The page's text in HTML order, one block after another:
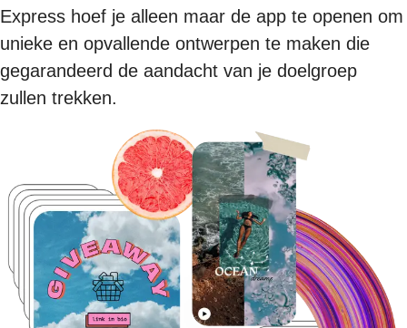
Express hoef je alleen maar de app te openen om
unieke en opvallende ontwerpen te maken die
gegarandeerd de aandacht van je doelgroep
zullen trekken.